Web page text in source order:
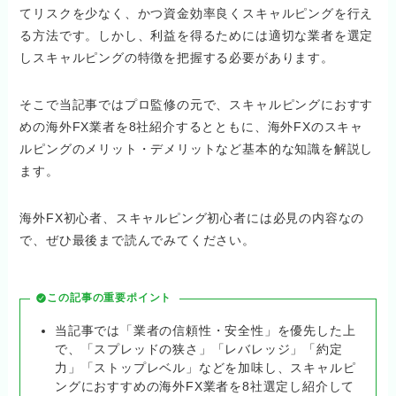
てリスクを少なく、かつ資金効率良くスキャルピングを行え
る方法です。しかし、利益を得るためには適切な業者を選定
しスキャルピングの特徴を把握する必要があります。
そこで当記事ではプロ監修の元で、スキャルピングにおすす
めの海外FX業者を8社紹介するとともに、海外FXのスキャ
ルピングのメリット・デメリットなど基本的な知識を解説し
ます。
海外FX初心者、スキャルピング初心者には必見の内容なの
で、ぜひ最後まで読んでみてください。
この記事の重要ポイント
当記事では「業者の信頼性・安全性」を優先した上
で、「スプレッドの狭さ」「レバレッジ」「約定
力」「ストップレベル」などを加味し、スキャルピ
ングにおすすめの海外FX業者を8社選定し紹介して